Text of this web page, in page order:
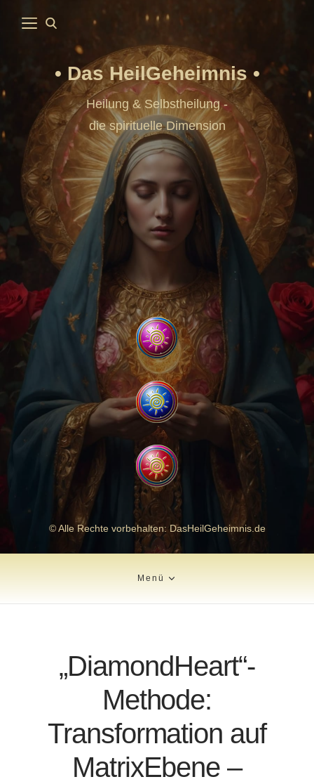
Das HeilGeheimnis
Heilung & Selbstheilung -
die spirituelle Dimension
© Alle Rechte vorbehalten: DasHeilGeheimnis.de
Menü
„DiamondHeart“-
Methode:
Transformation auf
MatrixEbene –